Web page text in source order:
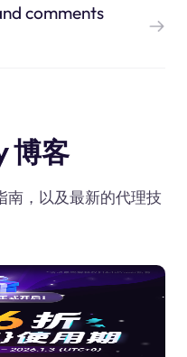
comments
博客
南，以及最新的代理技